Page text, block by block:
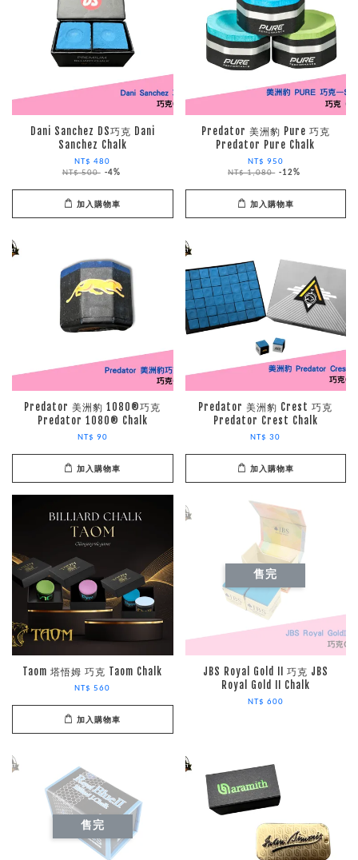
Dani Sanchez DS巧克 Dani
Sanchez Chalk
NT$ 480
NT$ 500 -4%
加入購物車
Predator 美洲豹 Pure 巧克
Predator Pure Chalk
NT$ 950
NT$ 1,080 -12%
加入購物車
Predator 美洲豹 1080®巧克
Predator 1080® Chalk
NT$ 90
加入購物車
Predator 美洲豹 Crest 巧克
Predator Crest Chalk
NT$ 30
加入購物車
Taom 塔悟姆 巧克 Taom Chalk
NT$ 560
加入購物車
售完
JBS Royal Gold II 巧克 JBS
Royal Gold II Chalk
NT$ 600
售完